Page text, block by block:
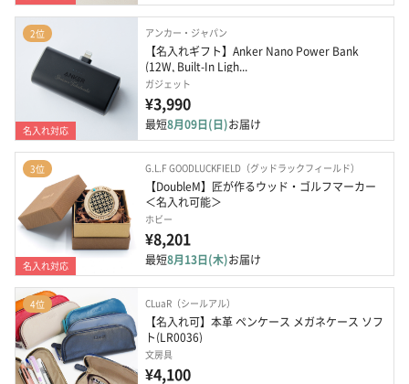
2位
名入れ対応
アンカー・ジャパン
【名入れギフト】Anker Nano Power Bank
(12W, Built-In Ligh...
ガジェット
¥3,990
最短8月09日(日)お届け
3位
名入れ対応
G.L.F GOODLUCKFIELD（グッドラックフィールド）
【DoubleM】匠が作るウッド・ゴルフマーカー
＜名入れ可能＞
ホビー
¥8,201
最短8月13日(木)お届け
4位 CLuaR（シールアル）
【名入れ可】本革 ペンケース メガネケース ソフ
ト(LR0036)
文房具
¥4,100